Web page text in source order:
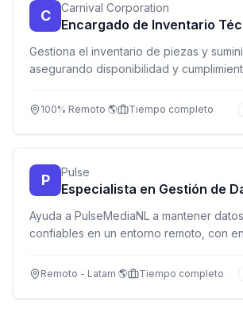
C Carnival Corporation
Encargado de Inventario
Gestiona el inventario de piezas y
asegurando disponibilidad y
100% Remoto 🌎 Tiempo completo
P Pulse
Especialista en Gestión de
Ayuda a PulseMediaNL a mantener
confiables en un entorno remoto, con
Remoto - Latam 🌎 Tiempo completo